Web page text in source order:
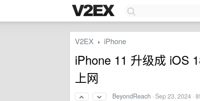
V2EX › iPhone
iPhone 11 升级成 iOS
上网
BeyondReach ·Sep 23, 2024 ·